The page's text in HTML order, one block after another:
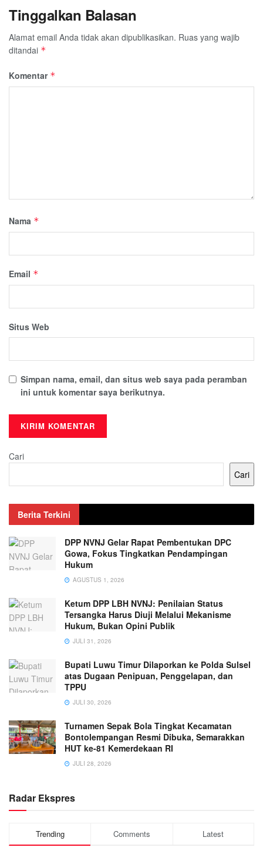
Tinggalkan Balasan
Alamat email Anda tidak akan dipublikasikan. Ruas yang wajib
ditandai *
Komentar *
Nama *
Email *
Situs Web
Simpan nama, email, dan situs web saya pada peramban
ini untuk komentar saya berikutnya.
Cari
Cari
Berita Terkini
DPP NVNJ Gelar Rapat Pembentukan DPC
Gowa, Fokus Tingkatkan Pendampingan
Hukum
AGUSTUS 1, 2026
Ketum DPP LBH NVNJ: Penilaian Status
Tersangka Harus Diuji Melalui Mekanisme
Hukum, Bukan Opini Publik
JULI 31, 2026
Bupati Luwu Timur Dilaporkan ke Polda Sulsel
atas Dugaan Penipuan, Penggelapan, dan
TPPU
JULI 30, 2026
Turnamen Sepak Bola Tingkat Kecamatan
Bontolempangan Resmi Dibuka, Semarakkan
HUT ke-81 Kemerdekaan RI
JULI 28, 2026
Radar Ekspres
Trending Comments Latest